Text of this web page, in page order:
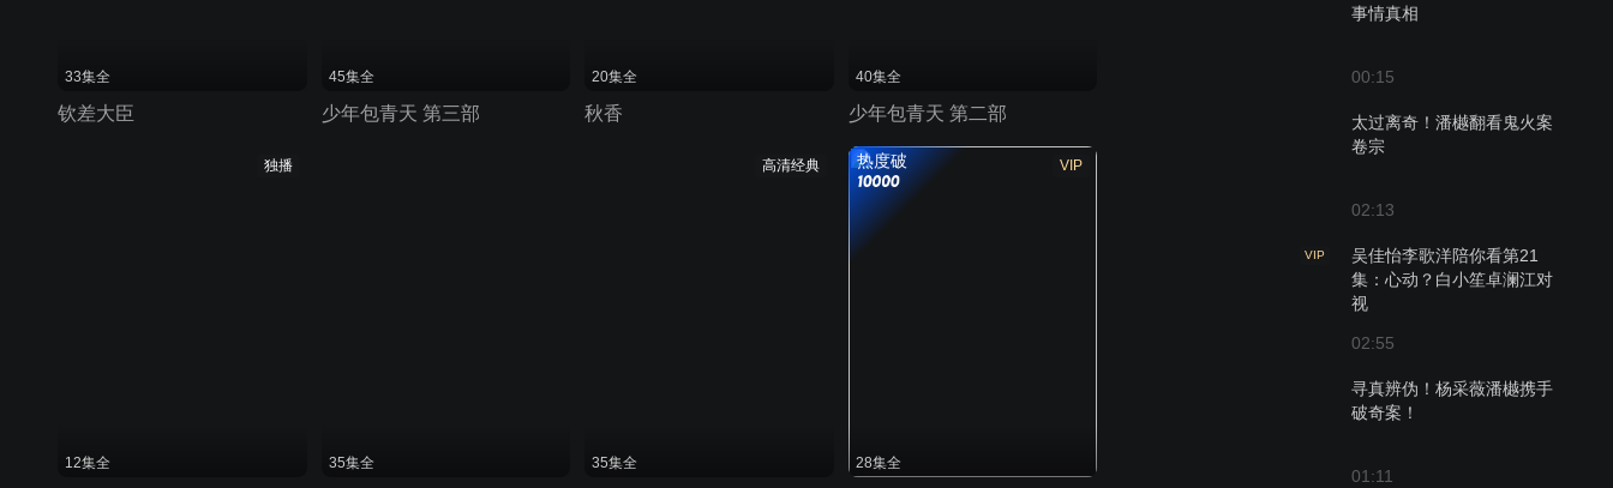
事情真相
00:15
太过离奇！潘樾翻看鬼火案
卷宗
02:13
VIP
吴佳怡李歌洋陪你看第21
集：心动？白小笙卓澜江对
视
02:55
寻真辨伪！杨采薇潘樾携手
破奇案！
01:11
33集全
钦差大臣
45集全
少年包青天 第三部
20集全
秋香
40集全
少年包青天 第二部
独播
12集全 35集全
高清经典
35集全
VIP
热度破
28集全